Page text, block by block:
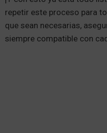
repetir este proceso para
que sean necesarias,
siempre compatible con